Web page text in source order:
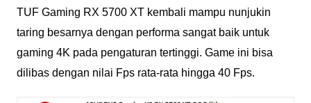
TUF Gaming RX 5700 XT kembali mampu nunjukin
taring besarnya dengan performa sangat baik untuk
gaming 4K pada pengaturan tertinggi. Game ini bisa
dilibas dengan nilai Fps rata-rata hingga 40 Fps.